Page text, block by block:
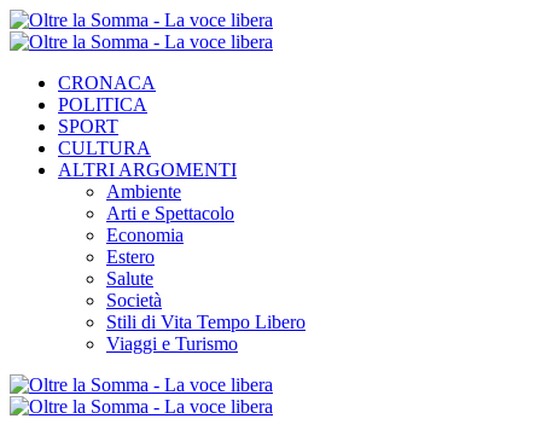
CRONACA
POLITICA
SPORT
CULTURA
ALTRI ARGOMENTI
Ambiente
Arti e Spettacolo
Economia
Estero
Salute
Società
Stili di Vita Tempo Libero
Viaggi e Turismo